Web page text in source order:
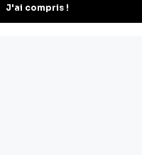
S'inscrire